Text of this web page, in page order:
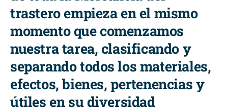
trastero empieza en el mismo
momento que comenzamos
nuestra tarea, clasificando y
separando todos los materiales,
efectos, bienes, pertenencias y
útiles en su diversidad